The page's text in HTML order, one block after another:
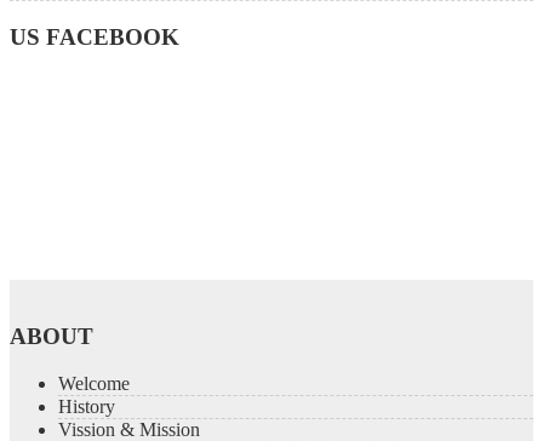
US FACEBOOK
ABOUT
Welcome
History
Vission & Mission